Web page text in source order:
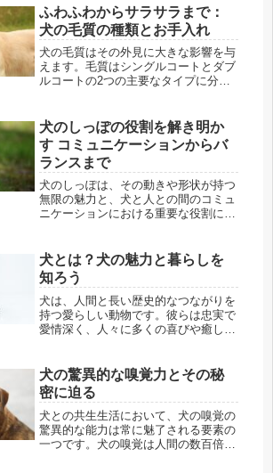
切っても大丈夫？」「抜けてしまった
けど問題ない？」そんな疑問を持った
こ...
ふわふわからサラサラまで：
犬の毛質の種類とお手入れ
犬の毛質はその外見に大きな影響を与
えます。毛質はシングルコートとダブ
ルコートの2つの主要なタイプに分け
質タイプについて詳しく探求し、適切
なお手入れ方法を紹介します。また、
毛...
犬のしっぽの役割を解き明か
す コミュニケーションからバ
ランスまで
犬のしっぽは、その動きや形状が持つ
無限の魅力と、犬と人との間のコミュ
ニケーションにおける重要な役割によ
っぽが持つ様々な役割について掘り下
げ、犬の行動や感情をより深く理解す
る...
犬とは？犬の魅力と暮らしを
知ろう
犬は、人間と長い歴史的なつながりを
持つ愛らしい動物です。彼らは忠実で
愛情深く、人々に多くの喜びや癒しを
練、そして彼らとの楽しい時間につい
て探ってみましょう。犬の種類犬には
さ...
犬の驚異的な嗅覚力とその秘
密に迫る
犬との共生生活において、犬の嗅覚の
驚異的な能力は常に魅了される要素の
一つです。犬の嗅覚は人間の数百倍か